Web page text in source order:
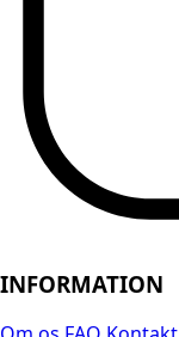
INFORMATION